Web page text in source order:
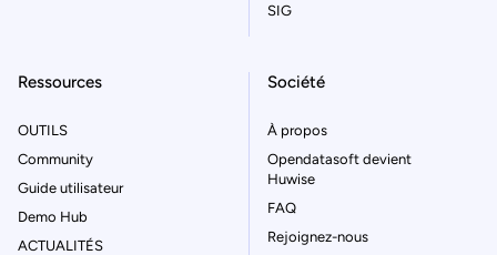
SIG
Ressources
OUTILS
Community
Guide utilisateur
Demo Hub
ACTUALITÉS
Société
À propos
Opendatasoft devient
Huwise
FAQ
Rejoignez-nous